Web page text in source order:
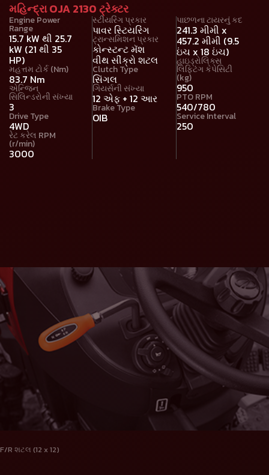
મહિન્દ્રા OJA 2130 ટ્રેક્ટર
Engine Power
Range
15.7 kW થી 25.7
kW (21 થી 35
HP)
મહત્તમ ટોર્ક (Nm)
83.7 Nm
એન્જિન
સિલિન્ડરોની સંખ્યા
3
Drive Type
4WD
રેટ કરેલ RPM
(r/min)
3000
સ્ટીયરિંગ પ્રકાર
પાવર સ્ટિયરિંગ
ટ્રાન્સમિશન પ્રકાર
કોન્સ્ટન્ટ મૅશ
વીથ સીંક્રો શટલ
Clutch Type
સિંગલ
ગિયર્સની સંખ્યા
12 એફ + 12 આર
Brake Type
OIB
પાછળના ટાયરનું કદ
241.3 મીમી x
457.2 મીમી (9.5
ઇંચ x 18 ઇંચ)
હાઇડ્રોલિક્સ
લિફ્ટિંગ કેપેસિટી
(kg)
950
PTO RPM
540/780
Service Interval
250
F/R શટલ (12 x 12)